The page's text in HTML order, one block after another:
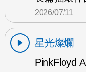
2026/07/11
星光燦爛
PinkFloyd